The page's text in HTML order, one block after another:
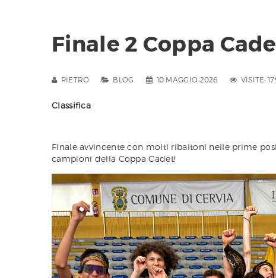
Finale 2 Coppa
PIETRO BLOG 10 MAGGIO 2026 VISITE:
Classifica
Finale avvincente con molti ribaltoni nelle prime
campioni della Coppa Cadet!